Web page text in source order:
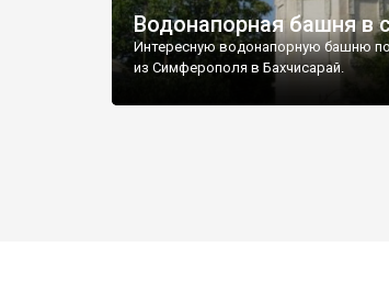
Водонапорная башня в
Интересную водонапорную башню
из Симферополя в Бахчисарай.